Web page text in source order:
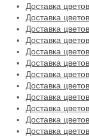
Доставка
Доставка
Доставка
Доставка
Доставка
Доставка
Доставка
Доставка
Доставка
Доставка
Доставка
Доставка